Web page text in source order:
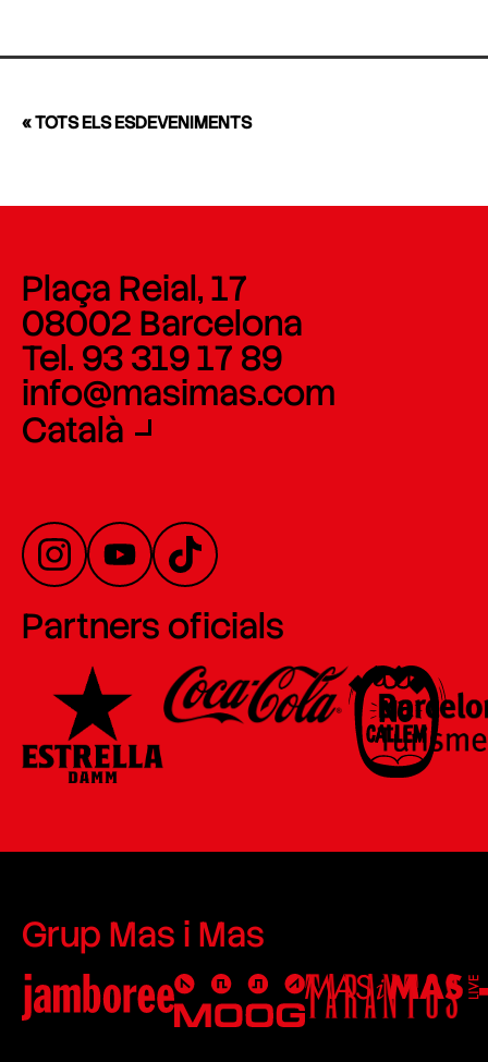
« TOTS ELS ESDEVENIMENTS
Plaça Reial, 17
08002 Barcelona
Tel. 93 319 17 89
info@masimas.com
Català
Partners oficials
Grup Mas i Mas